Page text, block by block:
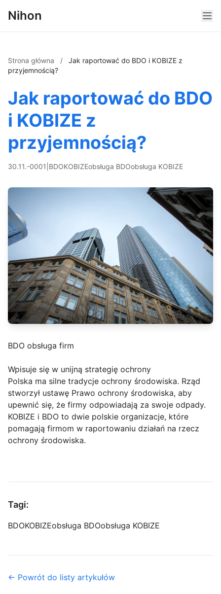
Nihon
Strona główna /
Jak raportować do BDO i KOBIZE z
przyjemnością?
Jak raportować do BDO
i KOBIZE z
przyjemnością?
30.11.-0001 BDOKOBIZEobsługa BDOobsługa KOBIZE
BDO obsługa firm
Wpisuje się w unijną strategię ochrony
Polska ma silne tradycje ochrony środowiska. Rząd
stworzył ustawę Prawo ochrony środowiska, aby
upewnić się, że firmy odpowiadają za swoje odpady.
KOBIZE i BDO to dwie polskie organizacje, które
pomagają firmom w raportowaniu działań na rzecz
ochrony środowiska.
Tagi:
BDOKOBIZEobsługa BDOobsługa KOBIZE
← Powrót do listy artykułów